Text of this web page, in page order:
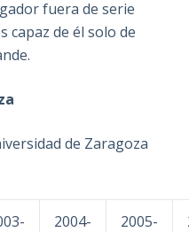
fuera de serie
capaz de él solo de
de Zaragoza
2004-
2005-